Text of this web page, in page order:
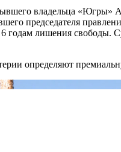
владельца
председателя
лишения свободы.
определяют